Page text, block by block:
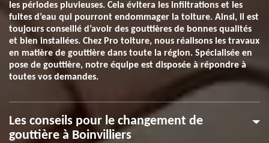
les périodes pluvieuses. Cela évitera les infiltrations et les
fuites d’eau qui pourront endommager la toiture. Ainsi, il est
toujours conseillé d’avoir des gouttières de bonnes qualités
et bien installées. Chez Pro toiture, nous réalisons les travaux
en matière de gouttière dans toute la région. Spécialisée en
pose de gouttière, notre équipe est disposée à répondre à
toutes vos demandes.
Les conseils pour le changement de
gouttière à Boinvilliers